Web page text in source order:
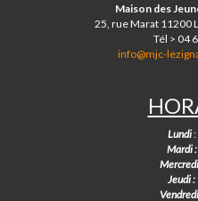
Maison des
25, rue Marat 11200
Tél > 04
info@mjc-
Lundi:
Mardi :
Jeudi :